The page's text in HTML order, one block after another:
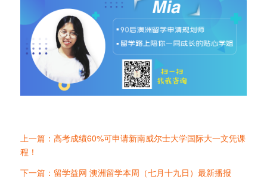
上一篇：高考成绩60%可申请新南威尔士大学国际大一文凭课
程！
下一篇：留学益网 澳洲留学本周（七月十九日）最新播报